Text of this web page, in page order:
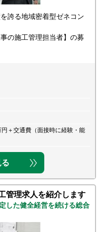
誇る地域密着型ゼネコン
の施工管理担当者】の募
＋交通費（面接時に経験・能
管理求人を紹介します
した健全経営を続ける総合